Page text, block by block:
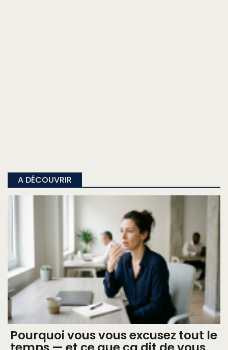
A DÉCOUVRIR
Pourquoi vous vous excusez tout le